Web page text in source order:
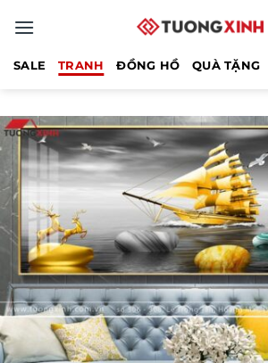
qua
SALE TRANH ĐỒNG HỒ QUÀ TẶNG